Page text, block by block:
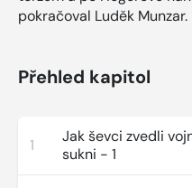
pokračoval Luděk Munzar.
Přehled kapitol
1
Jak ševci zvedli
sukni - 1